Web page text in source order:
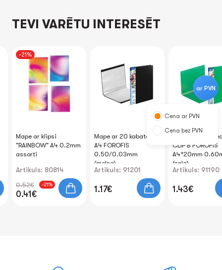
TEVI VARĒTU INTERESĒT
-21%
Mape ar klipsi
"RAINBOW" A4 0.2mm
assorti
Artikuls: 80814
0.52€ -21%
0.41€
Mape ar 20 kabatām
A4 FOROFIS
0.50/0.03mm
(melna)
Artikuls: 91201
1.17€
Mape ar
CLIP B FOROFIS
A4*20mm
(zaļa)
Artikuls: 91190
1.43€
ar PVN
Cena ar PVN
Cena bez PVN